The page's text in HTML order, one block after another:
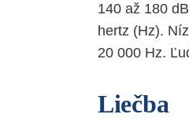
140 až 180
hertz (Hz).
20 000 Hz.
Liečba